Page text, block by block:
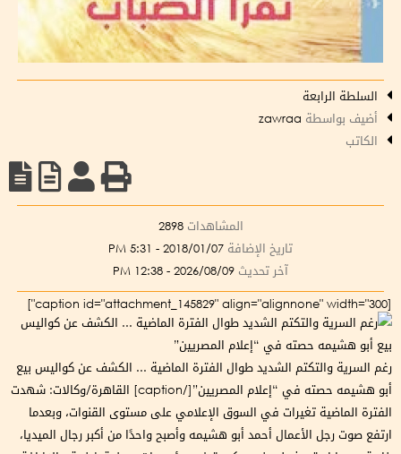
السلطة الرابعة
أضيف بواسطة
الكاتب
المشاهدات 2898
تاريخ الإضافة 2018/01/07 - 5:31 PM
آخر تحديث 2026/08/09 - 12:38 PM
[caption id="attachment_145829" align="alignnone" width="300"]
رغم السرية والتكتم الشديد طوال الفترة الماضية ... الكشف عن كواليس بيع
أبو هشيمه حصته في “إعلام المصريين”[/caption] القاهرة/وكالات: شهدت
الفترة الماضية تغيرات في السوق الإعلامي على مستوى القنوات، وبعدما
ارتفع صوت رجل الأعمال أحمد أبو هشيمه وأصبح واحدًا من أكبر رجال الميديا،